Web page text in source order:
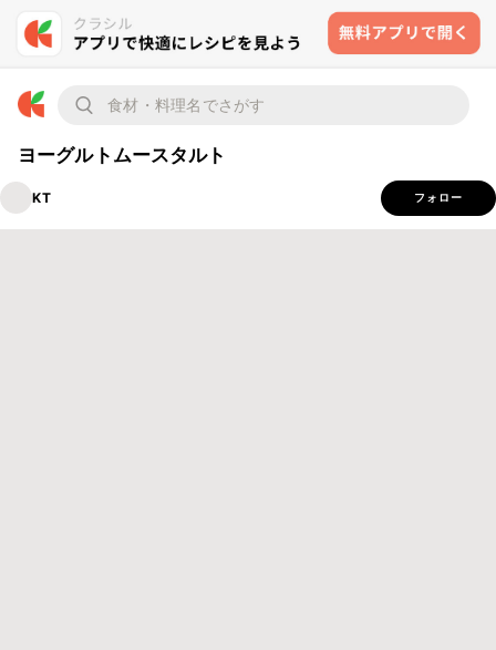
ヨーグルトムースタルト
KT フォロー